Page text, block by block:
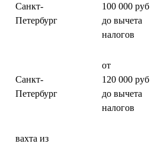
Санкт-
Петербург
100 000 руб.
до вычета
налогов
Санкт-
Петербург
от
120 000 руб.
до вычета
налогов
вахта из